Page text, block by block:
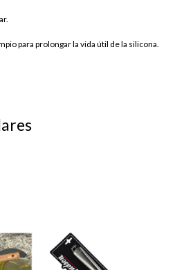
para prolongar la vida útil de la silicona.